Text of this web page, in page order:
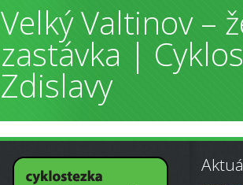
Velký Valtinov –
zastávka |
Zdislavy